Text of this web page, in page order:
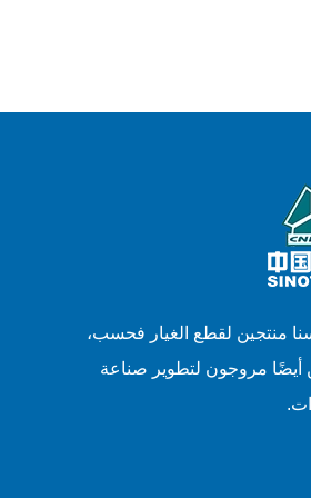
منتجين لقطع الغيار فحسب،
أيضًا مروجون لتطوير صناعة